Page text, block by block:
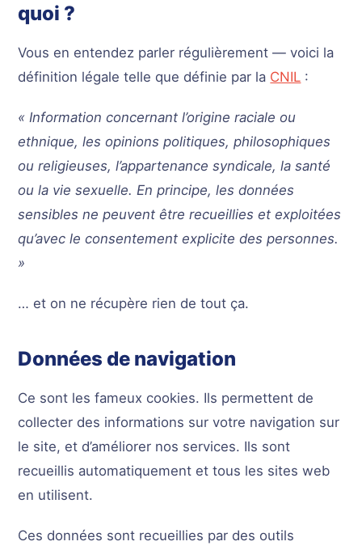
quoi ?
Vous en entendez parler régulièrement — voici la
définition légale telle que définie par la CNIL :
« Information concernant l’origine raciale ou
ethnique, les opinions politiques, philosophiques
ou religieuses, l’appartenance syndicale, la santé
ou la vie sexuelle. En principe, les données
sensibles ne peuvent être recueillies et exploitées
qu’avec le consentement explicite des personnes.
»
… et on ne récupère rien de tout ça.
Données de navigation
Ce sont les fameux cookies. Ils permettent de
collecter des informations sur votre navigation sur
le site, et d’améliorer nos services. Ils sont
recueillis automatiquement et tous les sites web
en utilisent.
Ces données sont recueillies par des outils